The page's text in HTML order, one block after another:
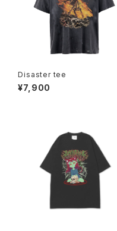
Disaster tee
¥7,900